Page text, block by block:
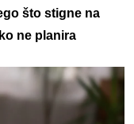
što stigne na
ne planira